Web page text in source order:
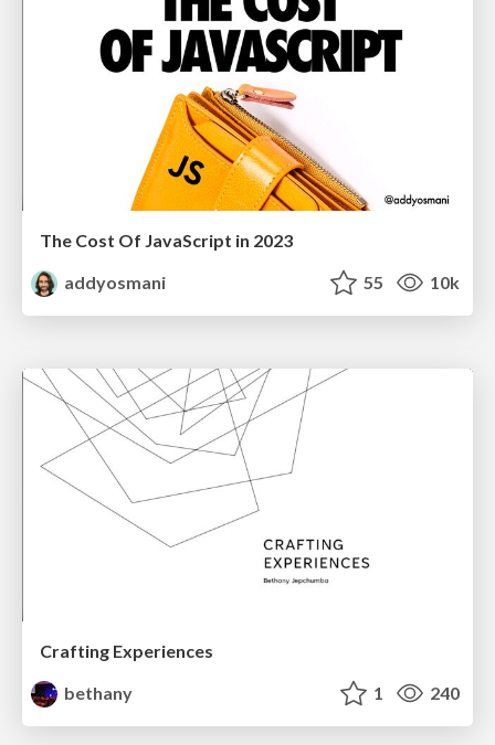
The Cost Of JavaScript in 2023
addyosmani
55 10k
Crafting Experiences
bethany
1 240